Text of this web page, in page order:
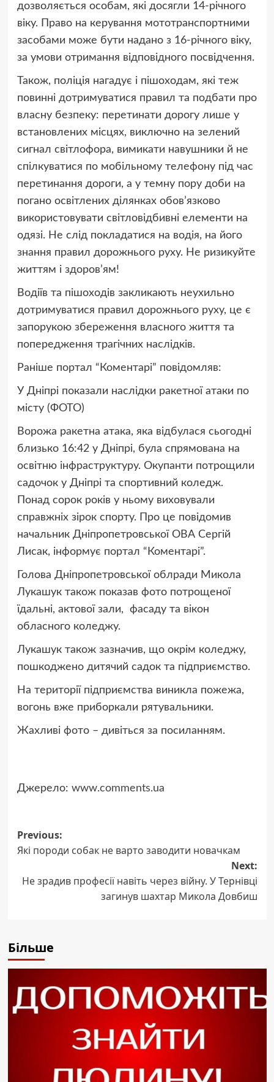
дозволяється особам, які досягли 14-річного
віку. Право на керування мототранспортними
засобами може бути надано з 16-річного віку,
за умови отримання відповідного посвідчення.
Також, поліція нагадує і пішоходам, які теж
повинні дотримуватися правил та подбати про
власну безпеку: перетинати дорогу лише у
встановлених місцях, виключно на зелений
сигнал світлофора, вимикати навушники й не
спілкуватися по мобільному телефону під час
перетинання дороги, а у темну пору доби на
погано освітлених ділянках обов’язково
використовувати світловідбивні елементи на
одязі. Не слід покладатися на водія, на його
знання правил дорожнього руху. Не ризикуйте
життям і здоров’ям!
Водіїв та пішоходів закликають неухильно
дотримуватися правил дорожнього руху, це є
запорукою збереження власного життя та
попередження трагічних наслідків.
Раніше портал “Коментарі” повідомляв:
У Дніпрі показали наслідки ракетної атаки по
місту (ФОТО)
Ворожа ракетна атака, яка відбулася сьогодні
близько 16:42 у Дніпрі, була спрямована на
освітню інфраструктуру. Окупанти потрощили
садочок у Дніпрі та спортивний коледж.
Понад сорок років у ньому виховували
справжніх зірок спорту.
Про це повідомив
начальник Дніпропетровської ОВА Сергій
Лисак, інформує портал “Коментарі”.
Голова Дніпропетровської облради Микола
Лукашук також показав фото потрощеної
їдальні, актової зали, фасаду та вікон
обласного коледжу.
Лукашук також зазначив, що окрім коледжу,
пошкоджено дитячий садок та підприємство.
На території підприємства виникла пожежа,
вогонь вже приборкали рятувальники.
Жахливі фото – дивіться за посиланням.
Джерело: www.comments.ua
Post
navigation
Previous:
Які породи собак не варто заводити новачкам
Next:
Не зрадив професії навіть через війну. У Тернівці
загинув шахтар Микола Довбиш
Більше